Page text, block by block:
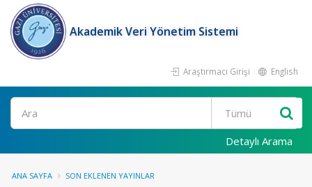
Akademik Veri Yönetim Sistemi
Araştırmacı Girişi English
Ara
Detaylı Arama
ANA SAYFA SON EKLENEN YAYINLAR